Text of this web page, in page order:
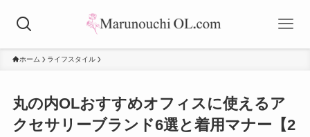
ホーム ライフスタイル
丸の内OLおすすめオフィスに使えるア
クセサリーブランド6選と着用マナー【2